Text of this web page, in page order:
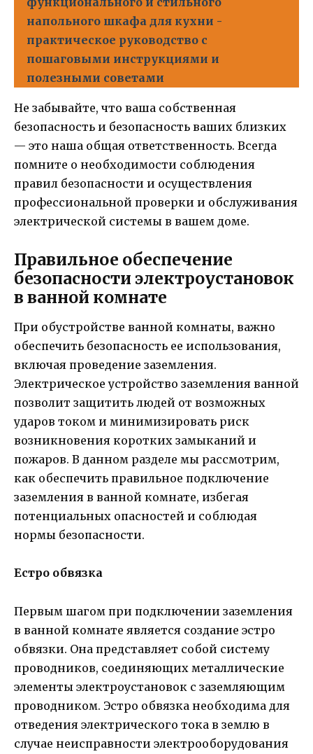
напольного шкафа для кухни -
практическое руководство с
пошаговыми инструкциями и
полезными советами
Не забывайте, что ваша собственная
безопасность и безопасность ваших близких
— это наша общая ответственность. Всегда
помните о необходимости соблюдения
правил безопасности и осуществления
профессиональной проверки и обслуживания
электрической системы в вашем доме.
Правильное обеспечение
безопасности электроустановок
в ванной комнате
При обустройстве ванной комнаты, важно
обеспечить безопасность ее использования,
включая проведение заземления.
Электрическое устройство заземления ванной
позволит защитить людей от возможных
ударов током и минимизировать риск
возникновения коротких замыканий и
пожаров. В данном разделе мы рассмотрим,
как обеспечить правильное подключение
заземления в ванной комнате, избегая
потенциальных опасностей и соблюдая
нормы безопасности.
Естро обвязка
Первым шагом при подключении заземления
в ванной комнате является создание эстро
обвязки. Она представляет собой систему
проводников, соединяющих металлические
элементы электроустановок с заземляющим
проводником. Эстро обвязка необходима для
отведения электрического тока в землю в
случае неисправности электрооборудования